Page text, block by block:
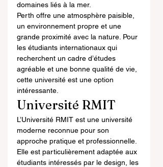
domaines liés à la mer.
Perth offre une atmosphère paisible,
un environnement propre et une
grande proximité avec la nature. Pour
les étudiants internationaux qui
recherchent un cadre d’études
agréable et une bonne qualité de vie,
cette université est une option
intéressante.
Université RMIT
L’Université RMIT est une université
moderne reconnue pour son
approche pratique et professionnelle.
Elle est particulièrement adaptée aux
étudiants intéressés par le design, les